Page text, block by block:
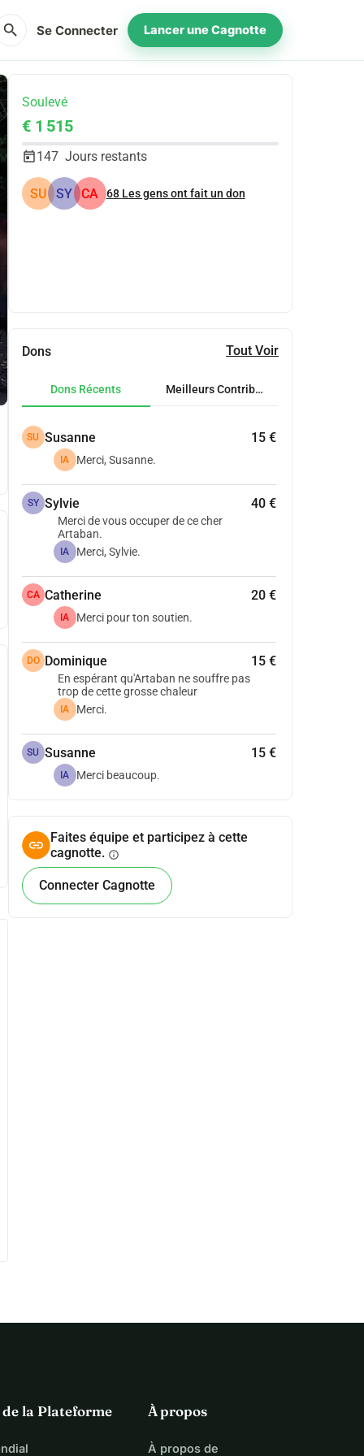
search Se Connecter Lancer une Cagnotte
Soulevé
€ 1 515
147 Jours restants
SU SY CA 68 Les gens ont fait un don
Dons Tout Voir
Dons Récents Meilleurs Contributeurs
SU Susanne 15 €
IA Merci, Susanne.
SY Sylvie 40 €
Merci de vous occuper de ce cher
Artaban.
IA Merci, Sylvie.
CA Catherine 20 €
IA Merci pour ton soutien.
DO Dominique 15 €
En espérant qu'Artaban ne souffre pas
trop de cette grosse chaleur
IA Merci.
SU Susanne 15 €
IA Merci beaucoup.
Faites équipe et participez à cette
cagnotte. info
Connecter Cagnotte
la Plateforme À propos
À propos de